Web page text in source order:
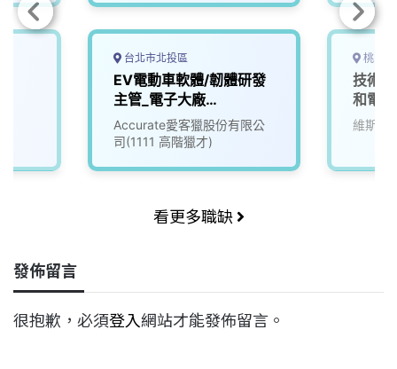
台北市北投區
EV電動車軟體/韌體研發
主管_電子大廠
(3010018)
Accurate愛客獵股份有限公
司(1111 高階獵才)
桃園
技術
和電
維斯美
看更多職缺
發佈留言
很抱歉，必須登入網站才能發佈留言。